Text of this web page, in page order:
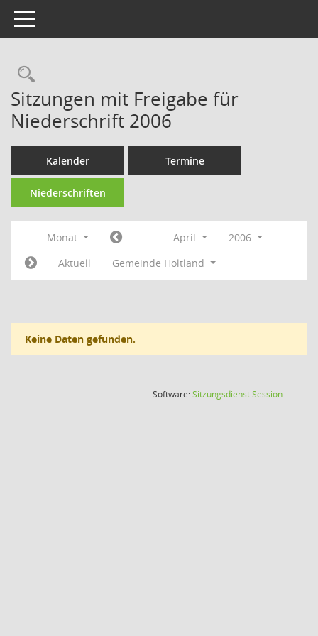
Toggle navigation
Rechercheauswahl
Sitzungen mit Freigabe für
Niederschrift 2006
Kalender Termine
Niederschriften
Monat April
2006
Aktuell
Gemeinde Holtland
Keine Daten gefunden.
Software:SitzungsdienstSession(Wird in